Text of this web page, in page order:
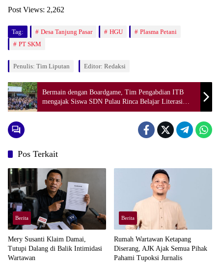
Post Views: 2,262
Tag: Desa Tanjung Pasar HGU
Plasma Petani
PT SKM
Penulis: Tim Liputan Editor: Redaksi
Bermain dengan Boardgame, Tim Pengabdian ITB
mengajak Siswa SDN Pulau Rinca Belajar Literasi
Sains
Pos Terkait
Berita
Mery Susanti Klaim Damai,
Tutupi Dalang di Balik Intimidasi
Wartawan
Berita
Rumah Wartawan Ketapang
Diserang, AJK Ajak Semua Pihak
Pahami Tupoksi Jurnalis